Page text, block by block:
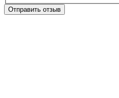
Отправить отзыв